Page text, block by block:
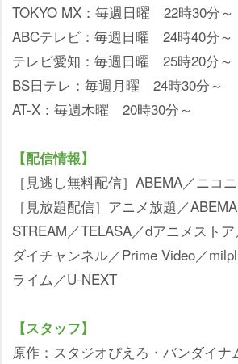
TOKYO MX：毎週日曜 22時30分～
ABCテレビ：毎週日曜 24時40分～
テレビ愛知：毎週日曜 25時20分～
BS日テレ：毎週月曜 24時30分～
AT-X：毎週木曜 20時30分～
【配信情報】
［見逃し無料配信］ABEMA／ニコ
［見放題配信］アニメ放題／
STREAM／TELASA／dアニメスト
ダイチャンネル／Prime Video／
ライム／U-NEXT
【スタッフ】
原作：スタジオぴえろ・バンダイナ